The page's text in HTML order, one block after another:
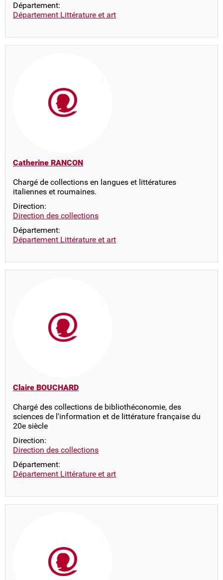
Département:
Département Littérature et art
Catherine RANCON
Chargé de collections en langues et littératures
italiennes et roumaines.
Direction:
Direction des collections
Département:
Département Littérature et art
Claire BOUCHARD
Chargé des collections de bibliothéconomie, des
sciences de l'information et de littérature française du
20e siècle
Direction:
Direction des collections
Département:
Département Littérature et art